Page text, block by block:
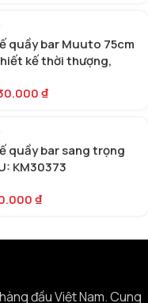
quầy bar Muuto 75cm
kế thời thượng,
₫
quầy bar sang trọng
KM30373
₫
đầu Việt Nam. Cung